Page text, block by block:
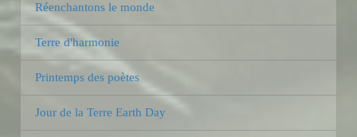
Réenchantons le monde
Terre d'harmonie
Printemps des poètes
Jour de la Terre Earth Day